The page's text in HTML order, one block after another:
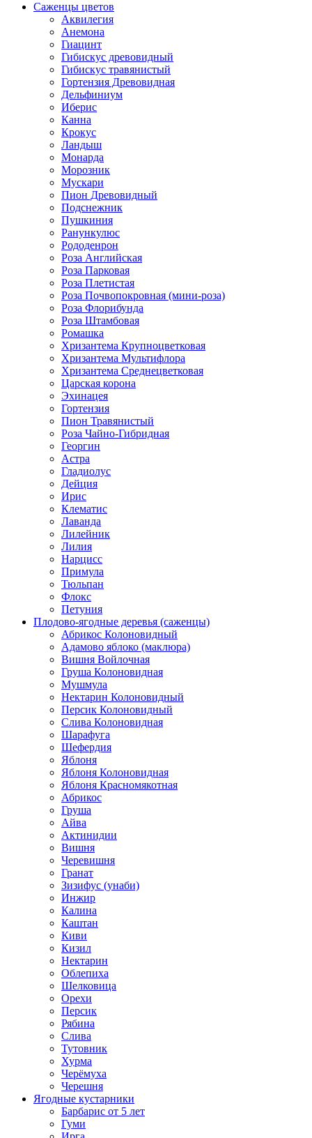
Саженцы цветов
Аквилегия
Анемона
Гиацинт
Гибискус древовидный
Гибискус травянистый
Гортензия Древовидная
Дельфиниум
Иберис
Канна
Крокус
Ландыш
Монарда
Морозник
Мускари
Пион Древовидный
Подснежник
Пушкиния
Ранункулюс
Рододенрон
Роза Английская
Роза Парковая
Роза Плетистая
Роза Почвопокровная (мини-роза)
Роза Флорибунда
Роза Штамбовая
Ромашка
Хризантема Крупноцветковая
Хризантема Мультифлора
Хризантема Среднецветковая
Царская корона
Эхинацея
Гортензия
Пион Травянистый
Роза Чайно-Гибридная
Георгин
Астра
Гладиолус
Дейция
Ирис
Клематис
Лаванда
Лилейник
Лилия
Нарцисс
Примула
Тюльпан
Флокс
Петуния
Плодово-ягодные деревья (саженцы)
Абрикос Колоновидный
Адамово яблоко (маклюра)
Вишня Войлочная
Груша Колоновидная
Мушмула
Нектарин Колоновидный
Персик Колоновидный
Слива Колоновидная
Шарафуга
Шефердия
Яблоня
Яблоня Колоновидная
Яблоня Красномякотная
Абрикос
Груша
Айва
Актинидии
Вишня
Черевишня
Гранат
Зизифус (унаби)
Инжир
Калина
Каштан
Киви
Кизил
Нектарин
Облепиха
Шелковица
Орехи
Персик
Рябина
Слива
Тутовник
Хурма
Черёмуха
Черешня
Ягодные кустарники
Барбарис от 5 лет
Гуми